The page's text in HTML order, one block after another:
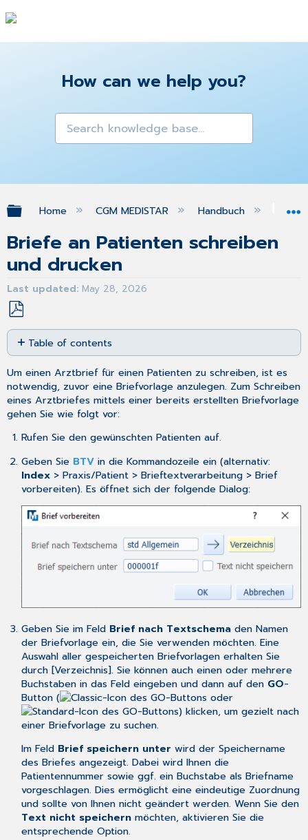
How can we help you?
Expand/collapse global hierarchy
Home CGM MEDISTAR Handbuch
Briefe an Patienten schreiben
und drucken
Last updated May 28, 2026
Save
as
PDF
Table of contents
No
headers
Um einen Arztbrief für einen Patienten zu schreiben, ist es
notwendig, zuvor eineBriefvorlage anzulegen. Zum Schreiben
eines Arztbriefes mittels einer bereits erstellten Briefvorlage
gehen Sie wie folgt vor:
RufenSie den gewünschten Patienten auf.
Geben Sie BTVin die Kommandozeile ein (alternativ:
Index> Praxis/Patient > Brieftextverarbeitung > Brief
vorbereiten). Es öffnet sich der folgende Dialog:
Geben Sie im Feld Brief nach Textschemaden Namen
der Briefvorlage ein, die Sie verwenden möchten. Eine
Auswahl aller gespeicherten Briefvorlagen erhalten Sie
durch [Verzeichnis]. Sie können auch einen oder mehrere
Buchstaben in das Feld eingeben und dann auf den GO-
Button (
oder
) klicken, um gezielt nach
einer Briefvorlage zu suchen.
Im Feld Brief speichern unter wird der Speichername
des Briefes angezeigt. Dabei wird Ihnen die
Patientennummer sowie ggf. ein Buchstabe als Briefname
vorgeschlagen. Dies ermöglicht eine eindeutige Zuordnung
und sollte von Ihnen nicht geändert werden. Wenn Sie den
Text nicht speichernmöchten, aktivieren Sie die
entsprechende Option.